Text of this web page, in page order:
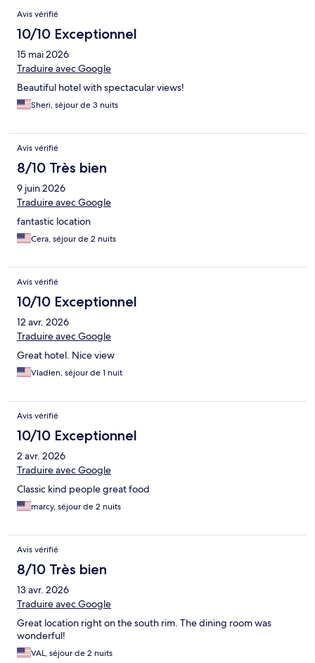
Avis vérifié
10/10 Exceptionnel
15 mai 2026
Traduire avec Google
Beautiful hotel with spectacular views!
Sheri, séjour de 3 nuits
Avis vérifié
8/10 Très bien
9 juin 2026
Traduire avec Google
fantastic location
Cera, séjour de 2 nuits
Avis vérifié
10/10 Exceptionnel
12 avr. 2026
Traduire avec Google
Great hotel. Nice view
Vladlen, séjour de 1 nuit
Avis vérifié
10/10 Exceptionnel
2 avr. 2026
Traduire avec Google
Classic kind people great food
marcy, séjour de 2 nuits
Avis vérifié
8/10 Très bien
13 avr. 2026
Traduire avec Google
Great location right on the south rim. The dining room was
wonderful!
VAL, séjour de 2 nuits